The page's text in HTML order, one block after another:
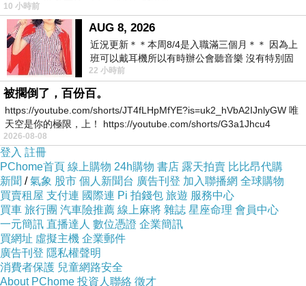
經典連帽款
式，簡單大
方實穿易搭
前襟拉鍊與釦子並具，呈現出些許學院文人休閒
氣息
10 小時前
AUG 8, 2026
近況更新＊＊本周8/4是入職滿三個月＊＊ 因為上
班可以戴耳機所以有時辦公會聽音樂 沒有特別固
定哪天但就是一周某一天會固定聽'90
22 小時前
被擱倒了，百份百。
https://youtube.com/shorts/JT4fLHpMfYE?is=uk2_hVbA2IJnlyGW 唯
天空是你的極限，上！ https://youtube.com/shorts/G3a1Jhcu4
2026-08-08
登入 註冊
PChome首頁 線上購物 24h購物 書店 露天拍賣 比比昂代購
新聞 /氣象 股市 個人新聞台 廣告刊登 加入聯播網 全球購物
買賣租屋 支付連 國際連 Pi 拍錢包 旅遊 服務中心
買車 旅行團 汽車險推薦 線上麻將 雜誌 星座命理 會員中心
一元簡訊 直播達人 數位憑證 企業簡訊
買網址 虛擬主機 企業郵件
廣告刊登 隱私權聲明
消費者保護 兒童網路安全
About PChome 投資人聯絡 徵才